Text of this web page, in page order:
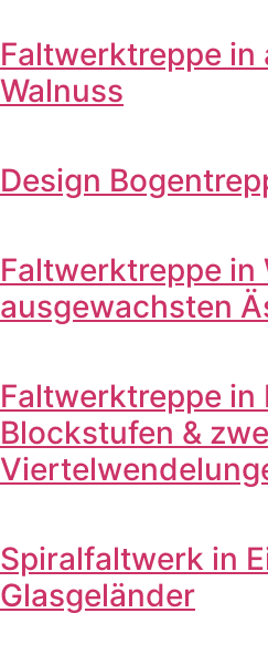
Faltwerktreppe
Walnuss
Design
Faltwerktreppe in
ausgewachsten
Faltwerktreppe in
Blockstufen &
Spiralfaltwerk in
Glasgeländer